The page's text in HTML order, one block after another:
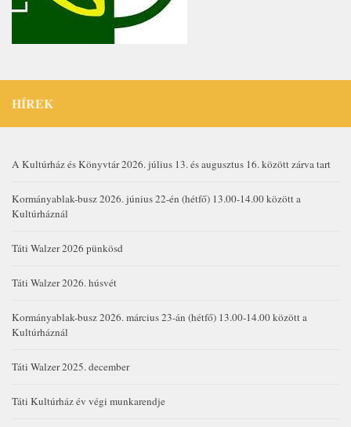
HÍREK
A Kultúrház és Könyvtár 2026. július 13. és augusztus 16. között zárva tart
Kormányablak-busz 2026. június 22-én (hétfő) 13.00-14.00 között a
Kultúrháznál
Táti Walzer 2026 pünkösd
Táti Walzer 2026. húsvét
Kormányablak-busz 2026. március 23-án (hétfő) 13.00-14.00 között a
Kultúrháznál
Táti Walzer 2025. december
Táti Kultúrház év végi munkarendje